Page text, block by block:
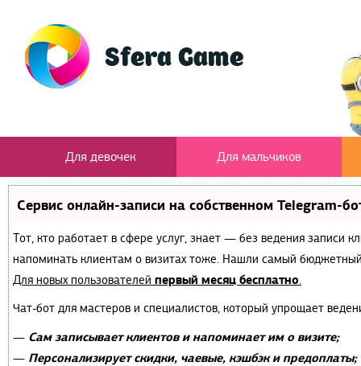
Для девочек Для мальчиков
Сервис онлайн-записи на собственном Telegram-
Тот, кто работает в сфере услуг, знает — без ведения записи
напоминать клиентам о визитах тоже. Нашли самый
Для новых пользователей первый месяц бесплатно.
Чат-бот для мастеров и специалистов, который упрощает
— Сам записывает клиентов и напоминает им о визите;
— Персонализирует скидки, чаевые, кэшбэк и предоплаты;